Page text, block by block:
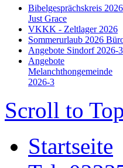
Bibelgesprächskreis 2026
Just Grace
VKKK - Zeltlager 2026
Sommerurlaub 2026
Angebote Sindorf 2026-3
Angebote
Melanchthongemeinde
2026-3
Scroll to Top
Startseite